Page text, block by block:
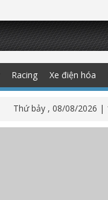
Racing Xe điện hóa
Thứ bảy , 08/08/2026 |